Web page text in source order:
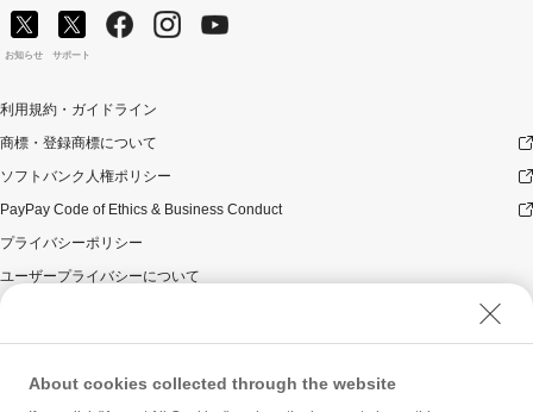
お知らせ サポート
利用規約・ガイドライン
商標・登録商標について
ソフトバンク人権ポリシー
PayPay Code of Ethics & Business Conduct
プライバシーポリシー
ユーザープライバシーについて
ウェブサイト利用規約
反社会的勢力に対する方針
About cookies collected through the website